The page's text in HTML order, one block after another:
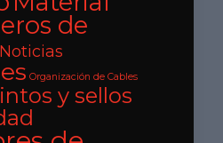
de
Noticias
Organización de Cables
y sellos